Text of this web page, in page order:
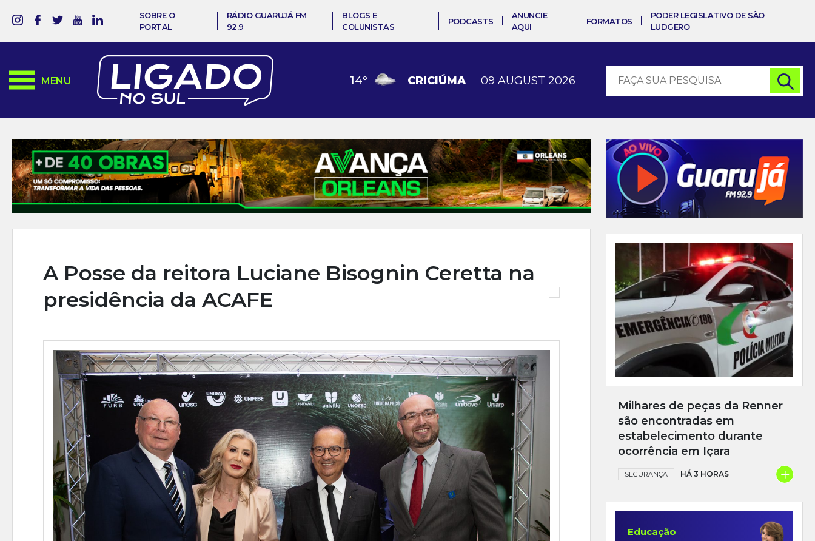
SOBRE O
PORTAL
RÁDIO GUARUJÁ FM
92.9
BLOGS E
COLUNISTAS
PODCASTS
ANUNCIE
AQUI
FORMATOS
PODER LEGISLATIVO DE SÃO
LUDGERO
MENU 14º CRICIÚMA 09 AUGUST 2026
A Posse da reitora Luciane Bisognin Ceretta na
presidência da ACAFE
Milhares de peças da Renner
são encontradas em
estabelecimento durante
ocorrência em Içara
SEGURANÇA HÁ 3 HORAS +
Educação